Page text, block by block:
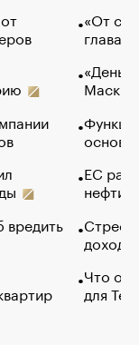
вредить
«От
глава
Маск в
основ
ЕС
нефти
Что
для